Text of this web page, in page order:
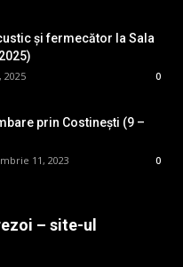
și fermecător la Sala
2025 0
prin Costinești (9 –
11, 2023 0
– site-ul